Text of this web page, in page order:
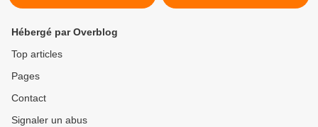
Hébergé par Overblog
Top articles
Pages
Contact
Signaler un abus